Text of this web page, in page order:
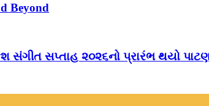
Beyond
સંગીત સપ્તાહ ૨૦૨૬નો પ્રારંભ થયો